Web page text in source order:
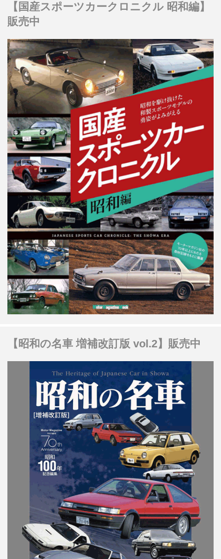
【国産スポーツカークロニクル 昭和編】
販売中
【昭和の名車 増補改訂版 vol.2】販売中